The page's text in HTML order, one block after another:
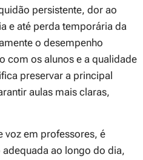
persistente, dor ao
e até perda temporária da
o desempenho
com os alunos e a qualidade
preservar a principal
aulas mais claras,
voz em professores, é
ao longo do dia,